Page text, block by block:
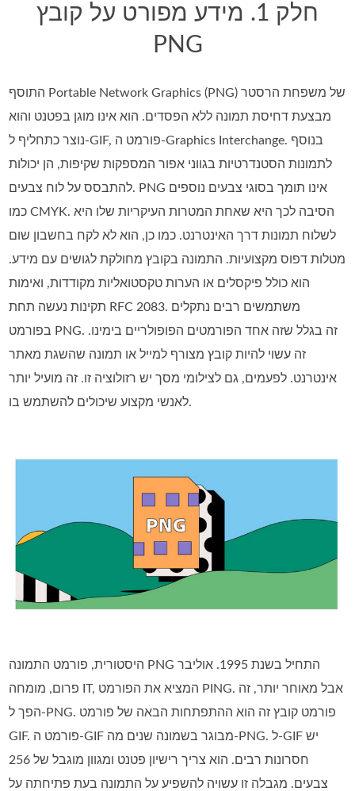
חלק 1. מידע מפורט על קובץ
PNG
התוסף Portable Network Graphics (PNG) של משפחת הרסטר
מבצעת דחיסת תמונה ללא הפסדים. הוא אינו מוגן בפטנט והוא
נוצר כתחליף ל-GIF, פורמט ה-Graphics Interchange. בנוסף
לתמונות הסטנדרטיות בגווני אפור המספקות שקיפות, הן יכולות
להתבסס על לוח צבעים. PNG אינו תומך בסוגי צבעים נוספים
כמו CMYK. הסיבה לכך היא שאחת המטרות העיקריות שלו היא
לשלוח תמונות דרך האינטרנט. כמו כן, הוא לא לקח בחשבון שום
מטלות דפוס מקצועיות. התמונה בקובץ מחולקת לגושים עם מידע.
הוא כולל פיקסלים או הערות טקסטואליות מקודדות, ואימות
תקינות נעשה תחת RFC 2083. משתמשים רבים נתקלים
בפורמט PNG. זה בגלל שזה אחד הפורמטים הפופולריים בימינו.
זה עשוי להיות קובץ מצורף למייל או תמונה שהשגת מאתר
אינטרנט. לפעמים, גם לצילומי מסך יש רזולוציה זו. זה מועיל יותר
לאנשי מקצוע שיכולים להשתמש בו.
היסטורית, פורמט התמונה PNG התחיל בשנת 1995. אוליבר
פרום, מומחה IT, המציא את הפורמט PING. אבל מאוחר יותר, זה
הפך ל-PNG. פורמט קובץ זה הוא ההתפתחות הבאה של פורמט
GIF. פורמט ה-GIF מבוגר בשמונה שנים מה-PNG. ל-GIF יש
חסרונות רבים. הוא צריך רישיון פטנט ומגוון מוגבל של 256
צבעים. מגבלה זו עשויה להשפיע על התמונה בעת פתיחתה על